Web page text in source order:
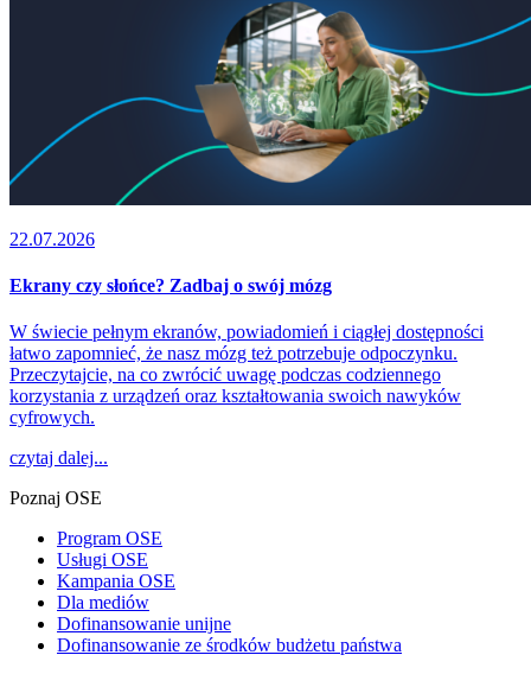
22.07.2026
Ekrany czy słońce? Zadbaj o swój mózg
W świecie pełnym ekranów, powiadomień i ciągłej dostępności
łatwo zapomnieć, że nasz mózg też potrzebuje odpoczynku.
Przeczytajcie, na co zwrócić uwagę podczas codziennego
korzystania z urządzeń oraz kształtowania swoich nawyków
cyfrowych.
czytaj dalej...
Poznaj OSE
Program OSE
Usługi OSE
Kampania OSE
Dla mediów
Dofinansowanie unijne
Dofinansowanie ze środków budżetu państwa